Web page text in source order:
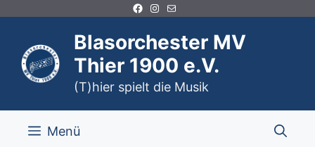
springen
Facebook
Instagram
E-Mail
Blasorchester MV
Thier 1900 e.V.
(T)hier spielt die Musik
Menü